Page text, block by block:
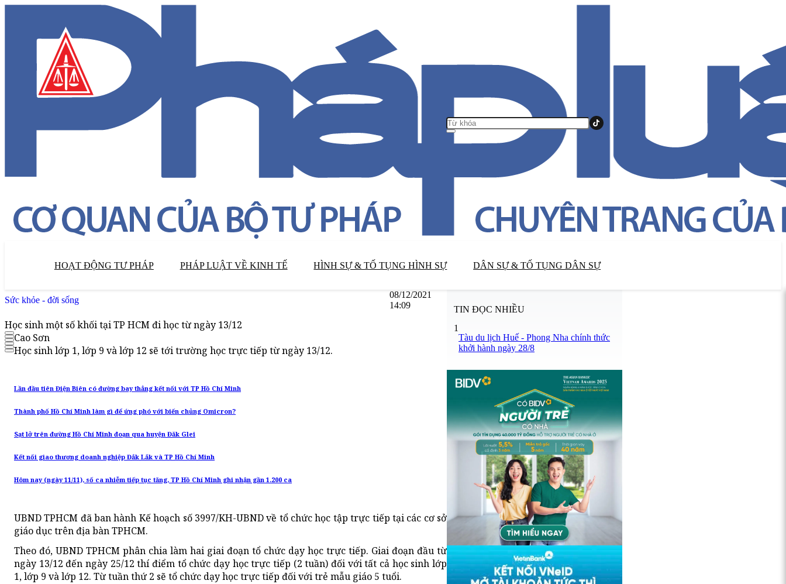
HOẠT ĐỘNG TƯ PHÁP PHÁP LUẬT VỀ KINH TẾ HÌNH SỰ & TỐ TỤNG HÌNH SỰ DÂN SỰ & TỐ TỤNG DÂN SỰ
Sức khỏe - đời sống
08/12/2021
14:09
Học sinh một số khối tại TP HCM đi học từ ngày 13/12
Cao Sơn
Học sinh lớp 1, lớp 9 và lớp 12 sẽ tới trường học trực tiếp từ ngày 13/12.
Lần đầu tiên Điện Biên có đường bay thẳng kết nối với TP Hồ Chí Minh
Thành phố Hồ Chí Minh làm gì để ứng phó với biến chủng Omicron?
Sạt lở trên đường Hồ Chí Minh đoạn qua huyện Đăk Glei
Kết nối giao thương doanh nghiệp Đắk Lắk và TP Hồ Chí Minh
Hôm nay (ngày 11/11), số ca nhiễm tiếp tục tăng, TP Hồ Chí Minh ghi nhận gần 1.200 ca
UBND TPHCM đã ban hành Kế hoạch số 3997/KH-UBND về tổ chức học tập trực tiếp tại các cơ sở
giáo dục trên địa bàn TPHCM.
Theo đó, UBND TPHCM phân chia làm hai giai đoạn tổ chức dạy học trực tiếp. Giai đoạn đầu từ
ngày 13/12 đến ngày 25/12 thí điểm tổ chức dạy học trực tiếp (2 tuần) đối với tất cả học sinh lớp
1, lớp 9 và lớp 12. Từ tuần thứ 2 sẽ tổ chức dạy học trực tiếp đối với trẻ mẫu giáo 5 tuổi.
TIN ĐỌC NHIỀU
1
Tàu du lịch Huế - Phong Nha chính thức
khởi hành ngày 28/8